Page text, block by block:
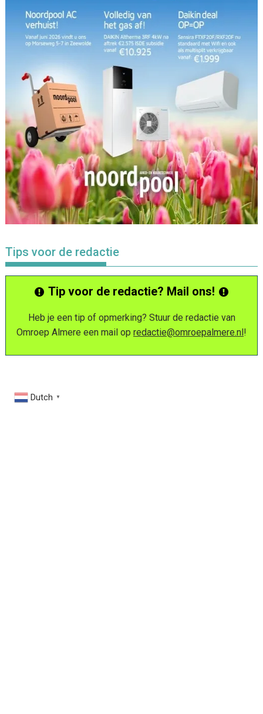
Tips voor de redactie
Tip voor de redactie? Mail ons!
Heb je een tip of opmerking? Stuur de redactie van
Omroep Almere een mail op redactie@omroepalmere.nl!
Dutch ▼